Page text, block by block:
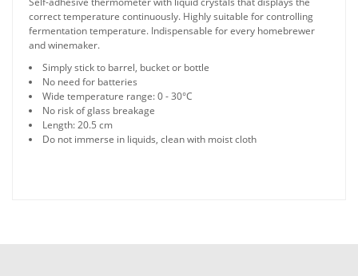
correct temperature continuously. Highly suitable for controlling
fermentation temperature. Indispensable for every homebrewer
and winemaker.
Simply stick to barrel, bucket or bottle
No need for batteries
Wide temperature range: 0 - 30°C
No risk of glass breakage
Length: 20.5 cm
Do not immerse in liquids, clean with moist cloth